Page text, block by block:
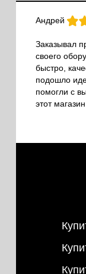
Андрей
Заказывал
своего
быстро,
подошло
помогли с
этот